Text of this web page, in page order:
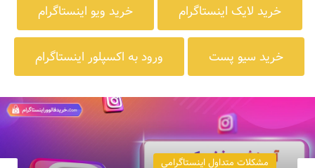
خرید لایک اینستاگرام خرید ویو اینستاگرام
خرید سیو پست ورود به اکسپلور اینستاگرام
مشکلات متداول اینستاگرامی